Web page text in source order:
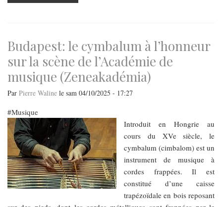
orchestre
35
ans
de
sa
fondation,
le
chef
son
offraient
un
concert
musique
baroque
Budapest: le cymbalum à l’honneur
sur la scène de l’Académie de
musique (Zeneakadémia)
Par Pierre Waline le sam 04/10/2025 - 17:27
Musique
Introduit en Hongrie au
cours du XVe siècle, le
cymbalum (cimbalom) est un
instrument de musique à
cordes frappées. Il est
constitué d’une caisse
trapézoïdale en bois reposant